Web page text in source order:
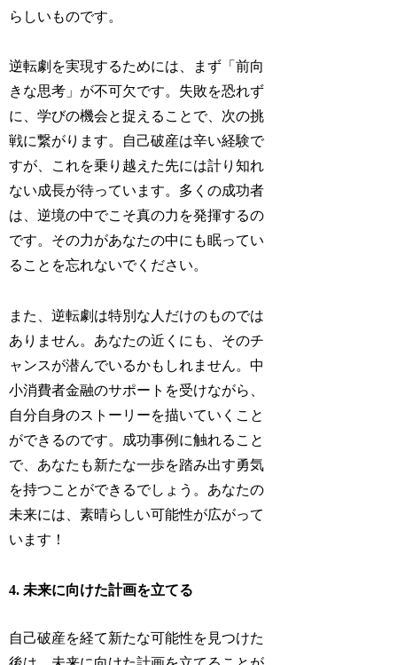
らしいものです。
逆転劇を実現するためには、まず「前向
きな思考」が不可欠です。失敗を恐れず
に、学びの機会と捉えることで、次の挑
戦に繋がります。自己破産は辛い経験で
すが、これを乗り越えた先には計り知れ
ない成長が待っています。多くの成功者
は、逆境の中でこそ真の力を発揮するの
です。その力があなたの中にも眠ってい
ることを忘れないでください。
また、逆転劇は特別な人だけのものでは
ありません。あなたの近くにも、そのチ
ャンスが潜んでいるかもしれません。中
小消費者金融のサポートを受けながら、
自分自身のストーリーを描いていくこと
ができるのです。成功事例に触れること
で、あなたも新たな一歩を踏み出す勇気
を持つことができるでしょう。あなたの
未来には、素晴らしい可能性が広がって
います！
4. 未来に向けた計画を立てる
自己破産を経て新たな可能性を見つけた